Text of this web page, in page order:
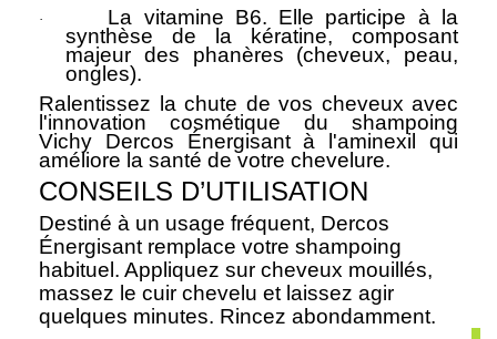
·
La vitamine B6. Elle participe à la
synthèse de la kératine, composant
majeur des phanères (cheveux, peau,
ongles).
Ralentissez la chute de vos cheveux avec
l'innovation cosmétique du shampoing
Vichy Dercos Énergisant à l'aminexil qui
améliore la santé de votre chevelure.
CONSEILS D’UTILISATION
Destiné à un usage fréquent, Dercos
Énergisant remplace votre shampoing
habituel. Appliquez sur cheveux mouillés,
massez le cuir chevelu et laissez agir
quelques minutes. Rincez abondamment.